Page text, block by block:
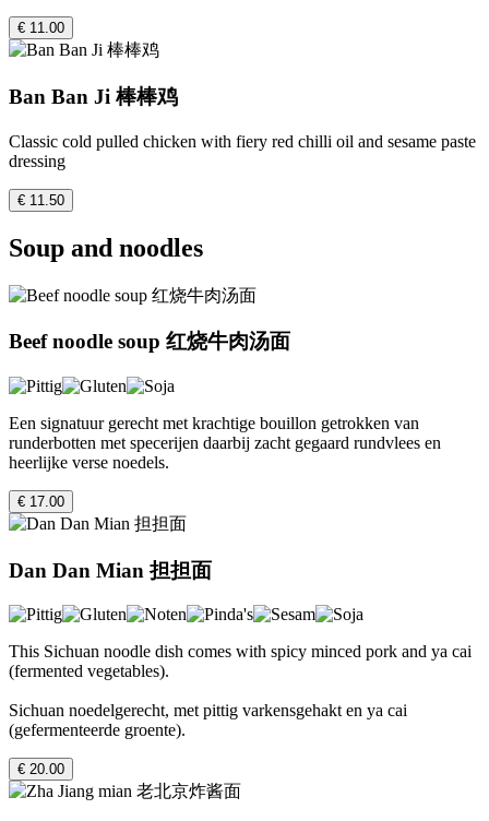
€ 11.00
Ban Ban Ji 棒棒鸡
Classic cold pulled chicken with fiery red chilli oil and sesame paste
dressing
€ 11.50
Soup and noodles
Beef noodle soup 红烧牛肉汤面
Een signatuur gerecht met krachtige bouillon getrokken van
runderbotten met specerijen daarbij zacht gegaard rundvlees en
heerlijke verse noedels.
€ 17.00
Dan Dan Mian 担担面
This Sichuan noodle dish comes with spicy minced pork and ya cai
(fermented vegetables).
Sichuan noedelgerecht, met pittig varkensgehakt en ya cai
(gefermenteerde groente).
€ 20.00